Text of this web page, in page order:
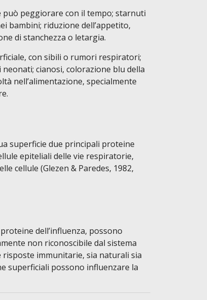
può peggiorare con il tempo; starnuti
bambini; riduzione dell’appetito,
di stanchezza o letargia.
con sibili o rumori respiratori;
cianosi, colorazione blu della
nell’alimentazione, specialmente
superficie due principali proteine
epiteliali delle vie respiratorie,
cellule (Glezen & Paredes, 1982,
dell’influenza, possono
non riconoscibile dal sistema
risposte immunitarie, sia naturali sia
superficiali possono influenzare la